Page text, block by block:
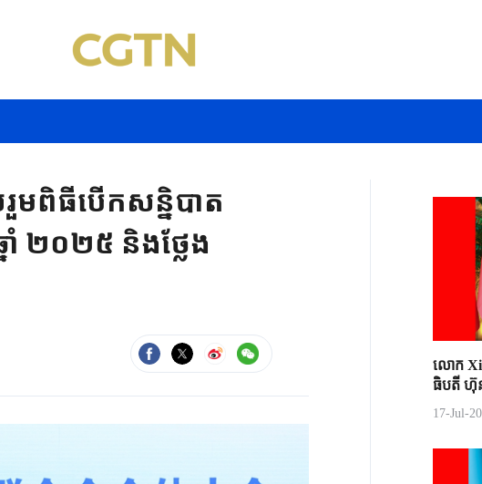
ពិធីបើកសន្និបាត
ាំ ២០២៥ និងថ្លែង
លោក Xi
ធិបតី ហ៊ុន
17-Jul-